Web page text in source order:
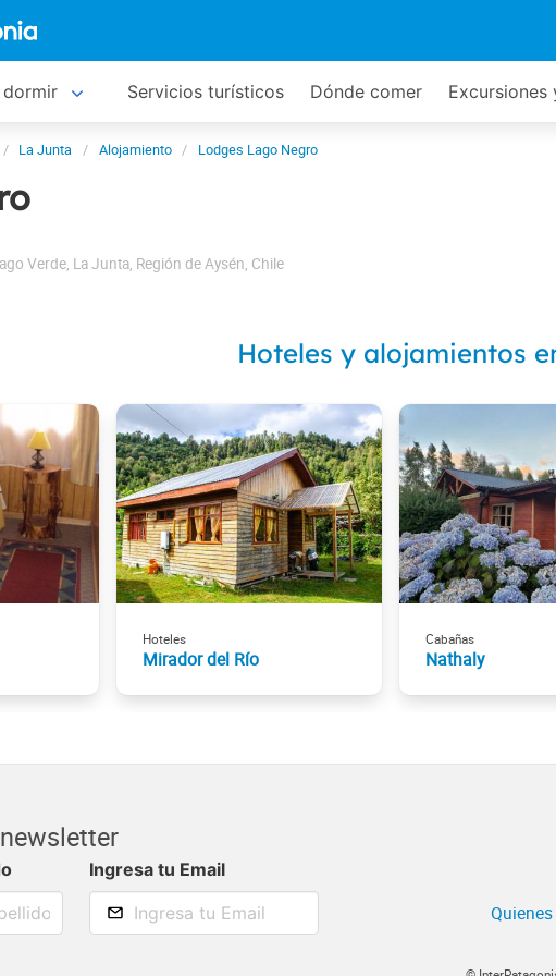
dormir Servicios turísticos Dónde comer Excursiones
La Junta Alojamiento Lodges Lago Negro
Verde La Junta Región de Aysén Chile
Hoteles y alojamientos
Hoteles
Mirador del Río
Cabañas
Nathaly
Ingresa tu Email